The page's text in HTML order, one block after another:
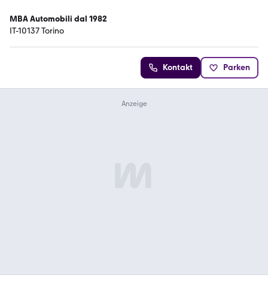
MBA Automobili dal 1982
IT-10137 Torino
Kontakt Parken